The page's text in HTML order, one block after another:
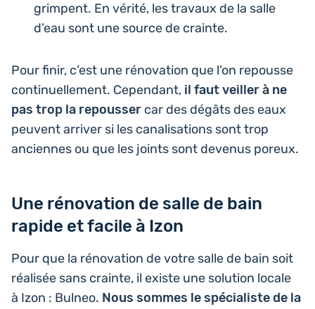
grimpent. En vérité, les travaux de la salle
d’eau sont une source de crainte.
Pour finir, c’est une réno­va­tion que l’on repousse
conti­nuel­le­ment. Cepen­dant, il faut veiller à ne
pas trop la repous­ser car des dégâts des eaux
peuvent arriver si les cana­li­sa­tions sont trop
anciennes ou que les joints sont devenus poreux.
Une rénovation de salle de bain
rapide et facile à Izon
Pour que la réno­va­tion de votre salle de bain soit
réa­li­sée sans crainte, il existe une solu­tion locale
à Izon : Bulneo. Nous sommes le spé­cia­liste de la